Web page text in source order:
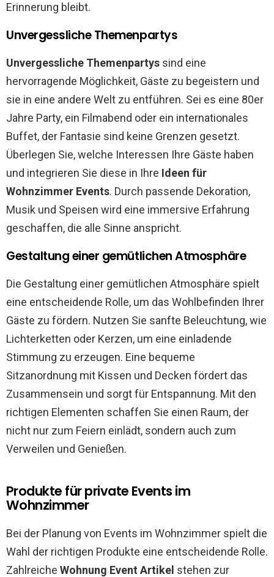
Erinnerung bleibt.
Unvergessliche Themenpartys
Unvergessliche Themenpartys sind eine
hervorragende Möglichkeit, Gäste zu begeistern und
sie in eine andere Welt zu entführen. Sei es eine 80er
Jahre Party, ein Filmabend oder ein internationales
Buffet, der Fantasie sind keine Grenzen gesetzt.
Überlegen Sie, welche Interessen Ihre Gäste haben
und integrieren Sie diese in Ihre Ideen für
Wohnzimmer Events. Durch passende Dekoration,
Musik und Speisen wird eine immersive Erfahrung
geschaffen, die alle Sinne anspricht.
Gestaltung einer gemütlichen Atmosphäre
Die Gestaltung einer gemütlichen Atmosphäre spielt
eine entscheidende Rolle, um das Wohlbefinden Ihrer
Gäste zu fördern. Nutzen Sie sanfte Beleuchtung, wie
Lichterketten oder Kerzen, um eine einladende
Stimmung zu erzeugen. Eine bequeme
Sitzanordnung mit Kissen und Decken fördert das
Zusammensein und sorgt für Entspannung. Mit den
richtigen Elementen schaffen Sie einen Raum, der
nicht nur zum Feiern einlädt, sondern auch zum
Verweilen und Genießen.
Produkte für private Events im
Wohnzimmer
Bei der Planung von Events im Wohnzimmer spielt die
Wahl der richtigen Produkte eine entscheidende Rolle.
Zahlreiche Wohnung Event Artikel stehen zur